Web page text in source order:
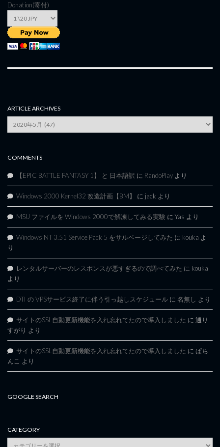
Donation(寄付)
ARTICLE ARCHIVES
Archives
COMMENTS
【EPIC BATTLE FANTASY 1】 と 日本語訳 に RandoPlay より
Windows 2000 Kernel32 改造計画【BM】 に jack より
MSU ファイルを Windows 2000で解凍してみる実験 に Yas より
Windows NT 3.51 Service Pack 5 をサルベージしてみた に kouka よ
り
レンタルサーバーのレスポンスが悪すぎるので調べてみた に kouka
より
DTI の VPSサービス終了に伴う引っ越しスケジュール に 名無し より
サイトのSSL自動更新機能を入れ忘れてたので導入しました に 通り
すがり より
サイトのSSL自動更新機能を入れ忘れてたので導入しました に ぱち
んこ より
GOOGLE SEARCH
CATEGORY
category